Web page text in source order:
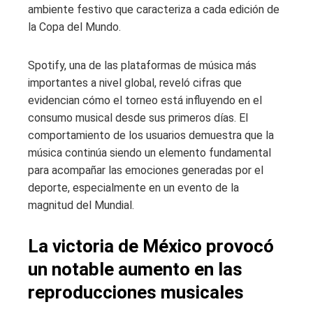
ambiente festivo que caracteriza a cada edición de
la Copa del Mundo.
Spotify, una de las plataformas de música más
importantes a nivel global, reveló cifras que
evidencian cómo el torneo está influyendo en el
consumo musical desde sus primeros días. El
comportamiento de los usuarios demuestra que la
música continúa siendo un elemento fundamental
para acompañar las emociones generadas por el
deporte, especialmente en un evento de la
magnitud del Mundial.
La victoria de México provocó
un notable aumento en las
reproducciones musicales